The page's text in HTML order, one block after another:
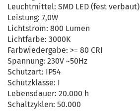
Leuchtmittel: SMD LED (fest verbaut)
Leistung: 7,0W
Lichtstrom: 800 Lumen
Lichtfarbe: 3000K
Farbwiedergabe: >= 80 CRI
Spannung: 230V ~50Hz
Schutzart: IP54
Schutzklasse: I
Lebensdauer: 20.000 h
Schaltzyklen: 50.000